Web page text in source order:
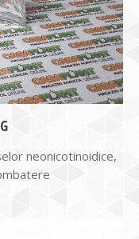
neonicotinoidice,